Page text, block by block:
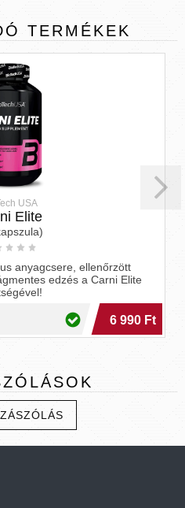
TERMÉKEK
USA
Elite
anyagcsere, ellenőrzött
edzés a Carni Elite
6 990 Ft